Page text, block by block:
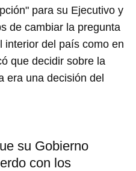
para su Ejecutivo y
de cambiar la pregunta
interior del país como en
que decidir sobre la
era una decisión del
su Gobierno
con los